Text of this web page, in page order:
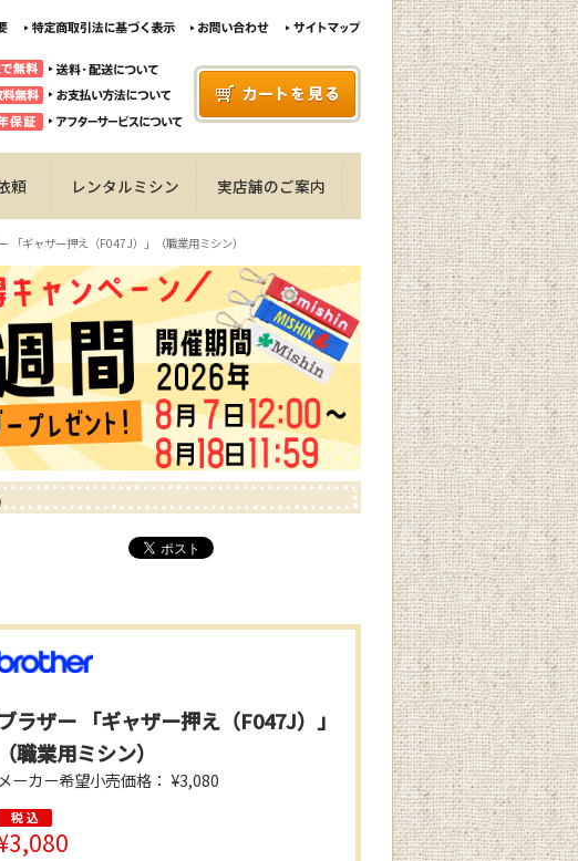
頼 レンタルミシン 実店舗のご案内
「ギャザー押え（F047J）」（職業用ミシン）
ブラザー 「ギャザー押え（F047J）」
（職業用ミシン）
メーカー希望小売価格： ¥3,080